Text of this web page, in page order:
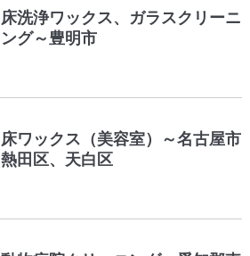
床洗浄ワックス、ガラスクリーニ
ング～豊明市
床ワックス（美容室）～名古屋市
熱田区、天白区